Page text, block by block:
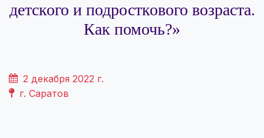
детского и подросткового возраста.
Как помочь?»
2 декабря 2022 г.
г. Саратов